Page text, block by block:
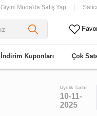
Giyim Moda'da Satış Yap
İndirim Kuponları Çok
Üyelik Tarihi
10-11-
2025